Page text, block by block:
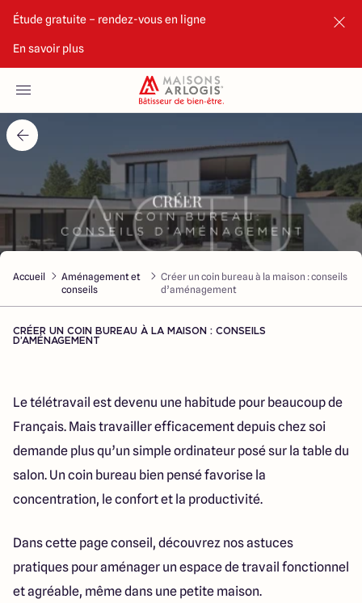
Étude gratuite – rendez-vous en ligne
En savoir plus
Nos maisons
Nos annonces
Votre projet
Accueil
Aménagement et
conseils
Créer un coin bureau à la maison : conseils
d’aménagement
CRÉER UN COIN BUREAU À LA MAISON : CONSEILS
D’AMÉNAGEMENT
Le télétravail est devenu une habitude pour beaucoup de
Français. Mais travailler efficacement depuis chez soi
demande plus qu’un simple ordinateur posé sur la table du
salon. Un coin bureau bien pensé favorise la
concentration, le confort et la productivité.
Dans cette page conseil, découvrez nos astuces
pratiques pour aménager un espace de travail fonctionnel
et agréable, même dans une petite maison.